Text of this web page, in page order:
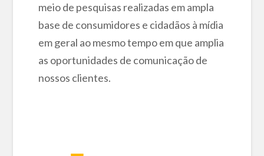
meio de pesquisas realizadas em ampla
base de consumidores e cidadãos à mídia
em geral ao mesmo tempo em que amplia
as oportunidades de comunicação de
nossos clientes.